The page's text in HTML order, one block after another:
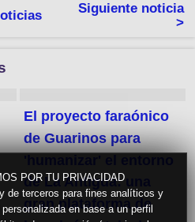
POR TU PRIVACIDAD
de terceros para fines analíticos y
en base a un perfil
Siguiente noticia
>
El proyecto faraónico
de Guarinos para
de La Antigua: una
gran plataforma de